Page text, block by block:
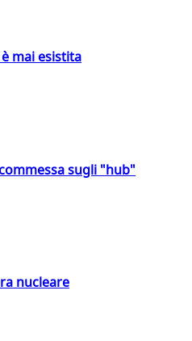
mai esistita
sugli "hub"
nucleare